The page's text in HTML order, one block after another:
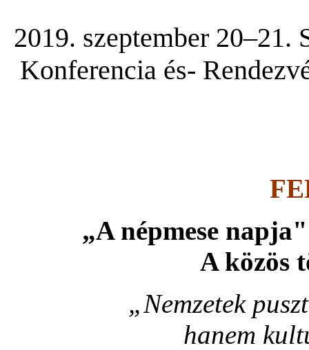
2019. szeptember 20–21.
Konferencia és-
„A népmese
A közös
„Nemzetek
hanem